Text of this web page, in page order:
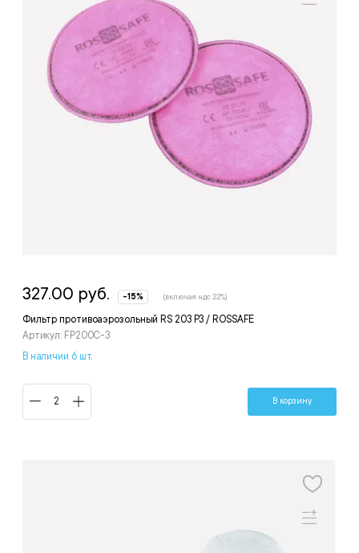
Фильтр противоаэрозольный RS 203 Р3 / ROSSAFE
Артикул: FP200C-3
327.00 руб. -15% (включая ндс 22%)
В наличии 6 шт.
В корзину